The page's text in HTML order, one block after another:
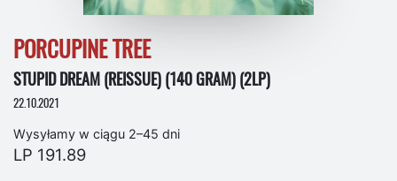
PORCUPINE TREE
STUPID DREAM (REISSUE) (140 GRAM) (2LP)
22.10.2021
Wysyłamy w ciągu 2–45 dni
LP 191.89